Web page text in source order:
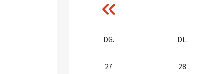
DG. DL.
27 28